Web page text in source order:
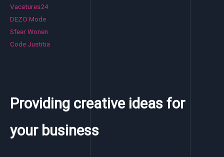
Vacatures24
DEZO Mode
Sfeer Wonen
Code Justitia
Providing creative ideas for
your business